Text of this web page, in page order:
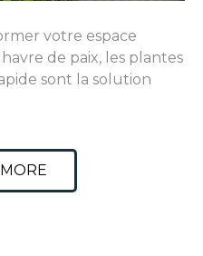
votre espace
de paix, les plantes
sont la solution